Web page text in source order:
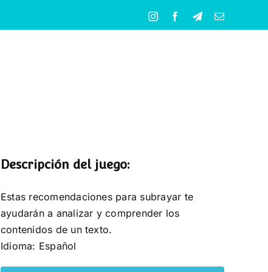
InstagramFacebookTelegramCorreo
Descripción del juego:
Estas recomendaciones para subrayar te
ayudarán a analizar y comprender los
contenidos de un texto.
Idioma: Español